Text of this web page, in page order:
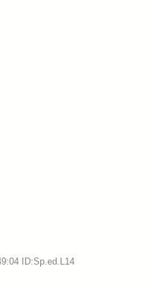
ID:Sp.ed.L14